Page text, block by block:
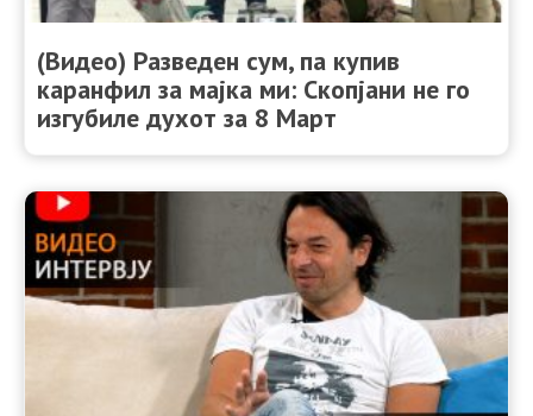
(Видео) Разведен сум, па купив
каранфил за мајка ми: Скопјани не го
изгубиле духот за 8 Март